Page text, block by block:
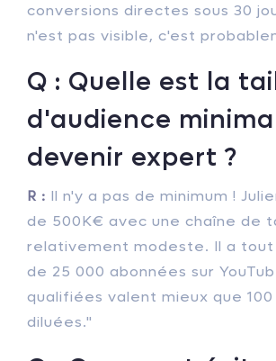
conversions directes sous 30
n'est pas visible, c'est
Q : Quelle est la
d'audience
devenir expert ?
R : Il n'y a pas de minimum !
de 500K€ avec une chaîne de
relativement modeste. Il a tout
de 25 000 abonnées sur
qualifiées valent mieux que
diluées."